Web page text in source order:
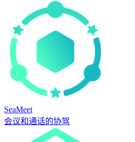
SeaMeet
会议和通话的协驾